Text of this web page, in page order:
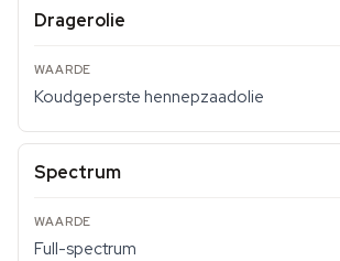
Dragerolie
Koudgeperste hennepzaadolie
Spectrum
Full-spectrum